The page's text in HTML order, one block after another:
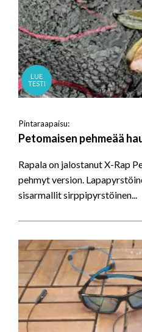
LUE
TESTI
Pintaraapaisu:
Petomaisen pehmeää
Rapala on jalostanut X-Rap
pehmyt version.
sisarmallit sirppipyrstöinen...